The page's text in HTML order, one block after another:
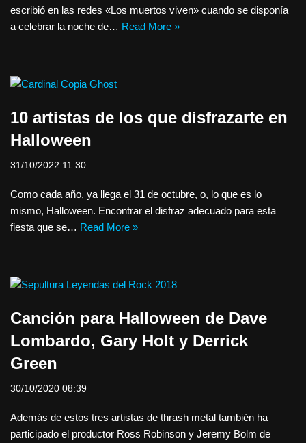
escribió en las redes «Los muertos viven» cuando se disponía
a celebrar la noche de… Read More »
10 artistas de los que disfrazarte en
Halloween
31/10/2022 11:30
Como cada año, ya llega el 31 de octubre, o, lo que es lo
mismo, Halloween. Encontrar el disfraz adecuado para esta
fiesta que se… Read More »
Canción para Halloween de Dave
Lombardo, Gary Holt y Derrick
Green
30/10/2020 08:39
Además de estos tres artistas de thrash metal también ha
participado el productor Ross Robinson y Jeremy Bolm de